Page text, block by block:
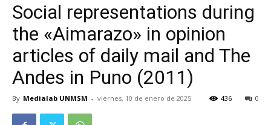
Social representations during
the «Aimarazo» in opinion
articles of daily mail and The
Andes in Puno (2011)
By Medialab UNMSM - viernes, 10 de enero de 2025 0
436